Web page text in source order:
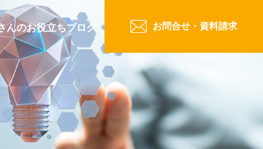
んのお役立ちブログ お問合せ・資料請求